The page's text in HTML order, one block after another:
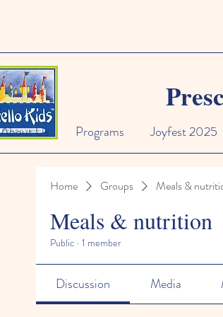
About Us Programs Joyfest 2025
Home Groups Meals &
Meals & nutrition
Public · 1 member
Discussion Media